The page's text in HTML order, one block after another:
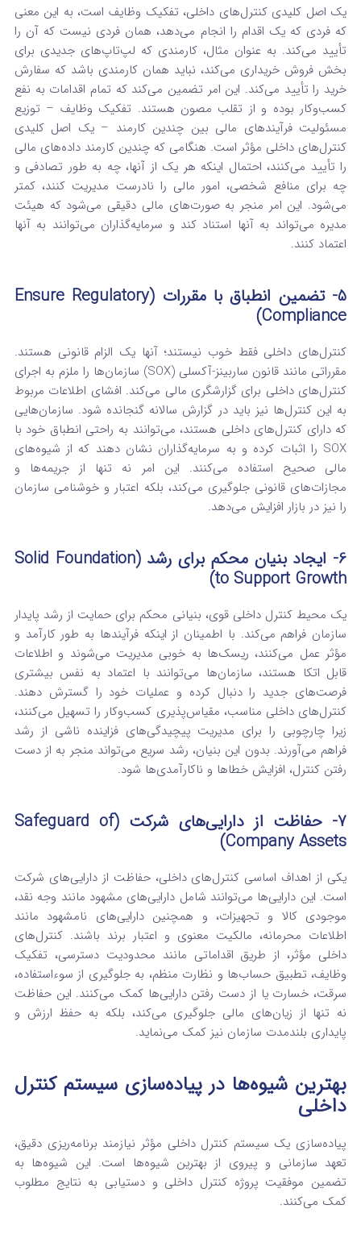
یک اصل کلیدی کنترل‌های داخلی، تفکیک وظایف است، به این معنی
که فردی که یک اقدام را انجام می‌دهد، همان فردی نیست که آن را
تأیید می‌کند. به عنوان مثال، کارمندی که لپ‌تاپ‌های جدیدی برای
بخش فروش خریداری می‌کند، نباید همان کارمندی باشد که سفارش
خرید را تأیید می‌کند. این امر تضمین می‌کند که تمام اقدامات به نفع
کسب‌وکار بوده و از تقلب مصون هستند. تفکیک وظایف – توزیع
مسئولیت فرآیندهای مالی بین چندین کارمند – یک اصل کلیدی
کنترل‌های داخلی مؤثر است. هنگامی که چندین کارمند داده‌های مالی
را تأیید می‌کنند، احتمال اینکه هر یک از آنها، چه به طور تصادفی و
چه برای منافع شخصی، امور مالی را نادرست مدیریت کنند، کمتر
می‌شود. این امر منجر به صورت‌های مالی دقیقی می‌شود که هیئت
مدیره می‌تواند به آنها استناد کند و سرمایه‌گذاران می‌توانند به آنها
اعتماد کنند.
5- تضمین انطباق با مقررات (Ensure Regulatory
Compliance)
کنترل‌های داخلی فقط خوب نیستند؛ آنها یک الزام قانونی هستند.
مقرراتی مانند قانون ساربینز-آکسلی (SOX) سازمان‌ها را ملزم به اجرای
کنترل‌های داخلی برای گزارشگری مالی می‌کند. افشای اطلاعات مربوط
به این کنترل‌ها نیز باید در گزارش سالانه گنجانده شود. سازمان‌هایی
که دارای کنترل‌های داخلی هستند، می‌توانند به راحتی انطباق خود با
SOX را اثبات کرده و به سرمایه‌گذاران نشان دهند که از شیوه‌های
مالی صحیح استفاده می‌کنند. این امر نه تنها از جریمه‌ها و
مجازات‌های قانونی جلوگیری می‌کند، بلکه اعتبار و خوشنامی سازمان
را نیز در بازار افزایش می‌دهد.
6- ایجاد بنیان محکم برای رشد (Solid Foundation
to Support Growth)
یک محیط کنترل داخلی قوی، بنیانی محکم برای حمایت از رشد پایدار
سازمان فراهم می‌کند. با اطمینان از اینکه فرآیندها به طور کارآمد و
مؤثر عمل می‌کنند، ریسک‌ها به خوبی مدیریت می‌شوند و اطلاعات
قابل اتکا هستند، سازمان‌ها می‌توانند با اعتماد به نفس بیشتری
فرصت‌های جدید را دنبال کرده و عملیات خود را گسترش دهند.
کنترل‌های داخلی مناسب، مقیاس‌پذیری کسب‌وکار را تسهیل می‌کنند،
زیرا چارچوبی را برای مدیریت پیچیدگی‌های فزاینده ناشی از رشد
فراهم می‌آورند. بدون این بنیان، رشد سریع می‌تواند منجر به از دست
رفتن کنترل، افزایش خطاها و ناکارآمدی‌ها شود.
7- حفاظت از دارایی‌های شرکت (Safeguard of
Company Assets)
یکی از اهداف اساسی کنترل‌های داخلی، حفاظت از دارایی‌های شرکت
است. این دارایی‌ها می‌توانند شامل دارایی‌های مشهود مانند وجه نقد،
موجودی کالا و تجهیزات، و همچنین دارایی‌های نامشهود مانند
اطلاعات محرمانه، مالکیت معنوی و اعتبار برند باشند. کنترل‌های
داخلی مؤثر، از طریق اقداماتی مانند محدودیت دسترسی، تفکیک
وظایف، تطبیق حساب‌ها و نظارت منظم، به جلوگیری از سوءاستفاده،
سرقت، خسارت یا از دست رفتن دارایی‌ها کمک می‌کنند. این حفاظت
نه تنها از زیان‌های مالی جلوگیری می‌کند، بلکه به حفظ ارزش و
پایداری بلندمدت سازمان نیز کمک می‌نماید.
بهترین شیوه‌ها در پیاده‌سازی سیستم کنترل
داخلی
پیاده‌سازی یک سیستم کنترل داخلی مؤثر نیازمند برنامه‌ریزی دقیق،
تعهد سازمانی و پیروی از بهترین شیوه‌ها است. این شیوه‌ها به
تضمین موفقیت پروژه کنترل داخلی و دستیابی به نتایج مطلوب
کمک می‌کنند.